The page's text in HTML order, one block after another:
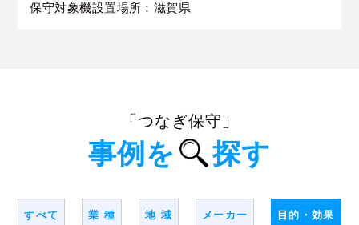
保守対象機設置場所：滋賀県
「つなぎ保守」
事例を 探す
すべて 業 種 地 域 メーカー 目的・効果